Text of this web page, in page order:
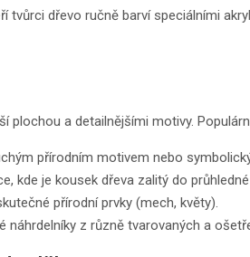
tvůrci dřevo ručně barví speciálními
plochou a detailnějšími motivy.
přírodním motivem nebo
kde je kousek dřeva zalitý do
přírodní prvky (mech, květy).
náhrdelníky z různě tvarovaných a